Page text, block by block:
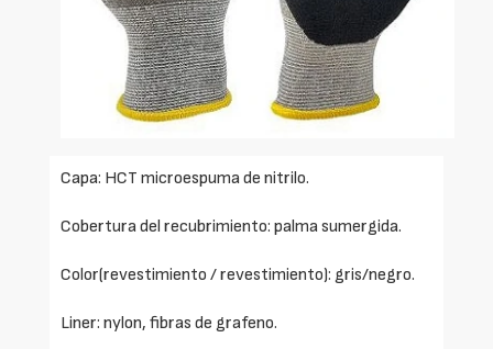
Capa: HCT microespuma de nitrilo.
Cobertura del recubrimiento: palma sumergida.
Color(revestimiento / revestimiento): gris/negro.
Liner: nylon, fibras de grafeno.